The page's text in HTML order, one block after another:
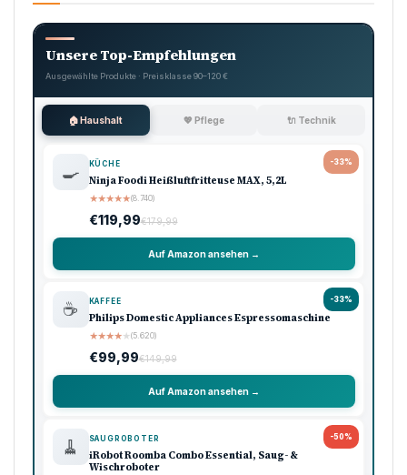
Unsere Top-Empfehlungen
Ausgewählte Produkte · Preisklasse 90–120 €
🏠 Haushalt 💖 Pflege 🔌 Technik
-33%
🍳 KÜCHE
Ninja Foodi Heißluftfritteuse MAX, 5,2L
★★★★★(8.740)
€119,99€179,99
Auf Amazon ansehen →
-33%
☕ KAFFEE
Philips Domestic Appliances Espressomaschine
★★★★★(5.620)
€99,99€149,99
Auf Amazon ansehen →
-50%
🧹 SAUGROBOTER
iRobot Roomba Combo Essential, Saug- &
Wischroboter